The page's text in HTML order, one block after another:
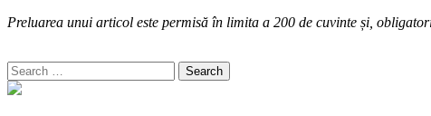
Preluarea unui articol este permisă în limita a 200 de cuvinte și,
Search
for: